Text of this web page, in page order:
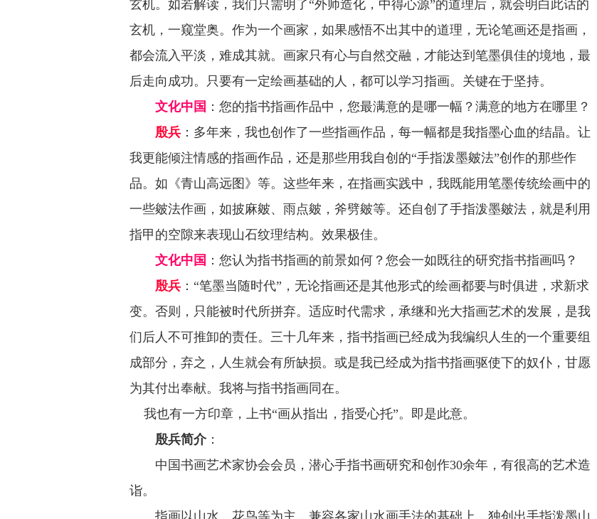
玄机。如若解读，我们只需明了“外师造化，中得心源”的道理后，就会明白此话的
玄机，一窥堂奥。作为一个画家，如果感悟不出其中的道理，无论笔画还是指画，
都会流入平淡，难成其就。画家只有心与自然交融，才能达到笔墨俱佳的境地，最
后走向成功。只要有一定绘画基础的人，都可以学习指画。关键在于坚持。
文化中国 ： 您的指书指画作品中，您最满意的是哪一幅？满意的地方在哪里？
殷兵 ：多年来，我也创作了一些指画作品，每一幅都是我指墨心血的结晶。让
我更能倾注情感的指画作品，还是那些用我自创的“手指泼墨皴法”创作的那些作
品。如《青山高远图》等。这些年来，在指画实践中，我既能用笔墨传统绘画中的
一些皴法作画，如披麻皴、雨点皴，斧劈皴等。还自创了手指泼墨皴法，就是利用
指甲的空隙来表现山石纹理结构。效果极佳。
文化中国 ： 您认为指书指画的前景如何？您会一如既往的研究指书指画吗？
殷兵 ：“笔墨当随时代”，无论指画还是其他形式的绘画都要与时俱进，求新求
变。否则，只能被时代所拼弃。适应时代需求，承继和光大指画艺术的发展，是我
们后人不可推卸的责任。三十几年来，指书指画已经成为我编织人生的一个重要组
成部分，弃之，人生就会有所缺损。或是我已经成为指书指画驱使下的奴仆，甘愿
为其付出奉献。我将与指书指画同在。
我也有一方印章，上书“画从指出，指受心托”。即是此意。
殷兵简介：
中国书画艺术家协会会员，潜心手指书画研究和创作30余年，有很高的艺术造
诣。
指画以山水、花鸟等为主，兼容各家山水画手法的基础上，独创出手指泼墨山